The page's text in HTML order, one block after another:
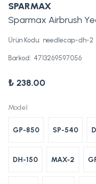
SPARMAX
Sparmax Airbrush
Ürün Kodu: needlecap-dh-2
Barkod: 4713269597056
₺ 238.00
Model
GP-850 SP-540
DH-150 MAX-2